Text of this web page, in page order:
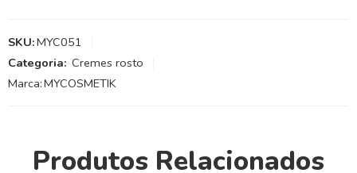
SKU:MYC051
Categoria: Cremes rosto
Marca:MYCOSMETIK
Produtos Relacionados